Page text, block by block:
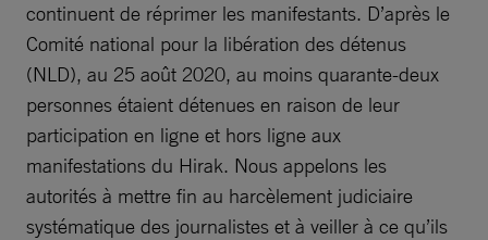
continuent de réprimer les manifestants. D’après le
Comité national pour la libération des détenus
(NLD), au 25 août 2020, au moins quarante-deux
personnes étaient détenues en raison de leur
participation en ligne et hors ligne aux
manifestations du Hirak. Nous appelons les
autorités à mettre fin au harcèlement judiciaire
systématique des journalistes et à veiller à ce qu’ils